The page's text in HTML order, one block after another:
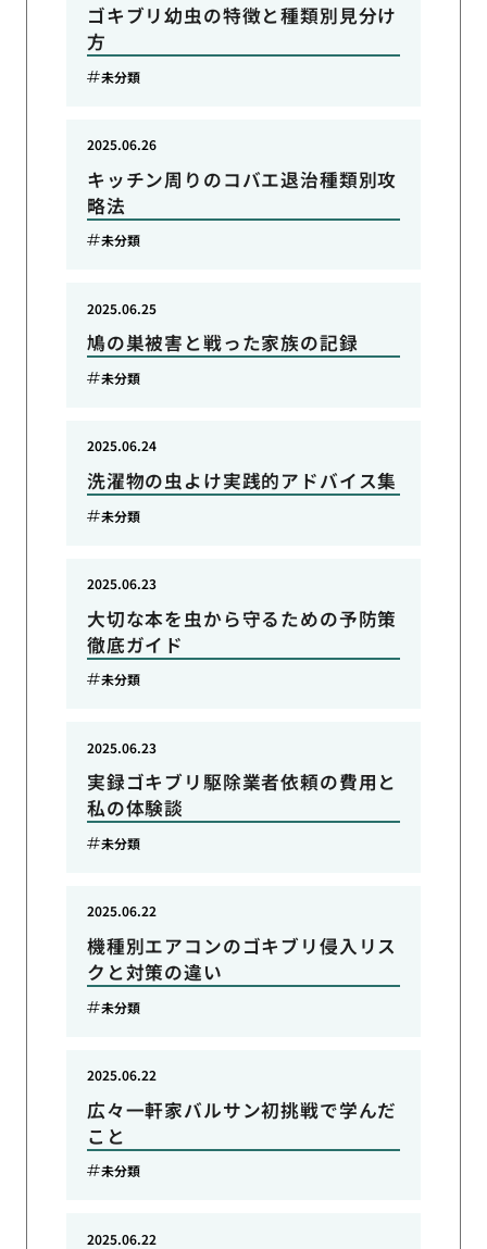
ゴキブリ幼虫の特徴と種類別見分け
方
未分類
キッチン周りのコバエ退治種類別攻
略法
2025.06.26
未分類
鳩の巣被害と戦った家族の記録
2025.06.25
未分類
洗濯物の虫よけ実践的アドバイス集
2025.06.24
未分類
大切な本を虫から守るための予防策
徹底ガイド
2025.06.23
未分類
実録ゴキブリ駆除業者依頼の費用と
私の体験談
2025.06.23
未分類
機種別エアコンのゴキブリ侵入リス
クと対策の違い
2025.06.22
未分類
広々一軒家バルサン初挑戦で学んだ
こと
2025.06.22
未分類
2025.06.22